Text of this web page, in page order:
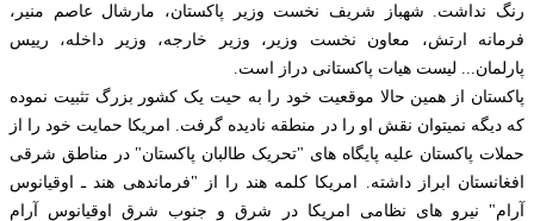
رنگ نداشت. شهباز شریف نخست وزیر پاکستان، مارشال عاصم منیر،
فرمانه ارتش، معاون نخست وزیر، وزیر خارجه، وزیر داخله، رییس
پارلمان... لیست هیات پاکستانی دراز است.
پاکستان از همین حالا موقعیت خود را به حیت یک کشور بزرگ تثبیت نموده
که دیگه نمیتوان نقش او را در منطقه نادیده گرفت. امریکا حمایت خود را از
حملات پاکستان علیه پایگاه های "تحریک طالبان پاکستان" در مناطق شرقی
افغانستان ابراز داشته. امریکا کلمه هند را از "فرماندهی هند ـ اوقیانوس
آرام" نیرو های نظامی امریکا در شرق و جنوب شرق اوقیانوس آرام